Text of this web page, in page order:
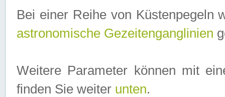
Bei einer Reihe von Küstenpegeln
astronomische Gezeitenganglinien
Weitere Parameter können mit
finden Sie weiter unten.